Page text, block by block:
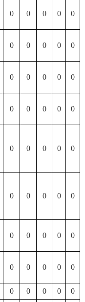
0 0 0 0 0
0 0 0 0 0
0 0 0 0 0
0 0 0 0 0
0 0 0 0 0
0 0 0 0 0
0 0 0 0 0
0 0 0 0 0
0 0 0 0
0